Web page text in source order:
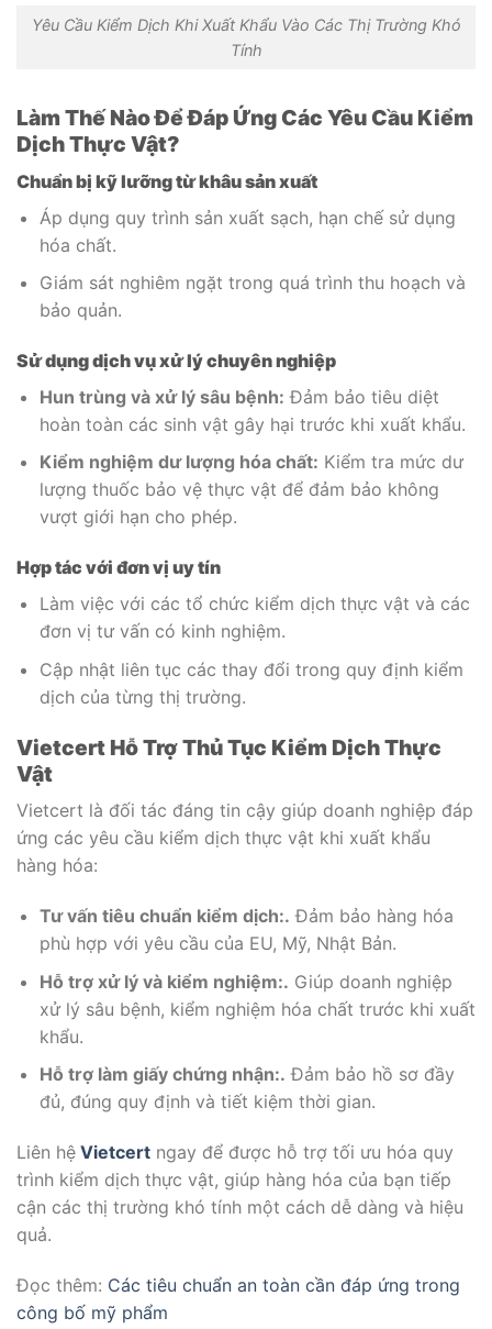
Yêu Cầu Kiểm Dịch Khi Xuất Khẩu Vào Các Thị Trường Khó
Tính
Làm Thế Nào Để Đáp Ứng Các Yêu Cầu Kiểm
Dịch Thực Vật?
Chuẩn bị kỹ lưỡng từ khâu sản xuất
Áp dụng quy trình sản xuất sạch, hạn chế sử dụng
hóa chất.
Giám sát nghiêm ngặt trong quá trình thu hoạch và
bảo quản.
Sử dụng dịch vụ xử lý chuyên nghiệp
Hun trùng và xử lý sâu bệnh: Đảm bảo tiêu diệt
hoàn toàn các sinh vật gây hại trước khi xuất khẩu.
Kiểm nghiệm dư lượng hóa chất: Kiểm tra mức dư
lượng thuốc bảo vệ thực vật để đảm bảo không
vượt giới hạn cho phép.
Hợp tác với đơn vị uy tín
Làm việc với các tổ chức kiểm dịch thực vật và các
đơn vị tư vấn có kinh nghiệm.
Cập nhật liên tục các thay đổi trong quy định kiểm
dịch của từng thị trường.
Vietcert Hỗ Trợ Thủ Tục Kiểm Dịch Thực
Vật
Vietcert là đối tác đáng tin cậy giúp doanh nghiệp đáp
ứng các yêu cầu kiểm dịch thực vật khi xuất khẩu
hàng hóa:
Tư vấn tiêu chuẩn kiểm dịch:. Đảm bảo hàng hóa
phù hợp với yêu cầu của EU, Mỹ, Nhật Bản.
Hỗ trợ xử lý và kiểm nghiệm:. Giúp doanh nghiệp
xử lý sâu bệnh, kiểm nghiệm hóa chất trước khi xuất
khẩu.
Hỗ trợ làm giấy chứng nhận:. Đảm bảo hồ sơ đầy
đủ, đúng quy định và tiết kiệm thời gian.
Liên hệ Vietcert ngay để được hỗ trợ tối ưu hóa quy
trình kiểm dịch thực vật, giúp hàng hóa của bạn tiếp
cận các thị trường khó tính một cách dễ dàng và hiệu
quả.
Đọc thêm: Các tiêu chuẩn an toàn cần đáp ứng trong
công bố mỹ phẩm